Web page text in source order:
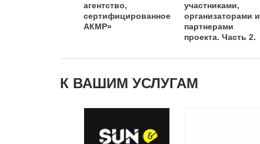
агентство,
сертифицированное
АКМР»
участниками,
организаторами и
партнерами
проекта. Часть 2.
К ВАШИМ УСЛУГАМ